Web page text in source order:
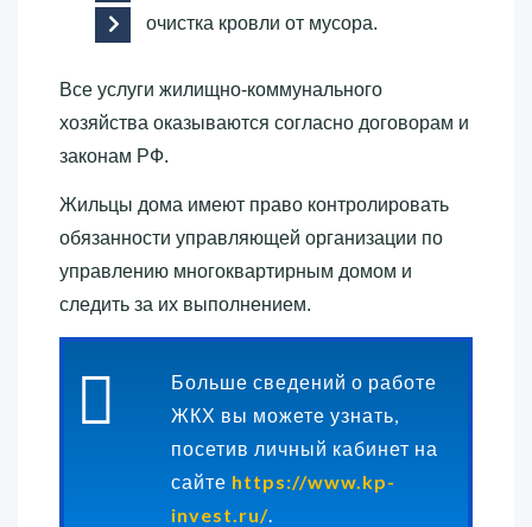
очистка кровли от мусора.
Все услуги жилищно-коммунального
хозяйства оказываются согласно договорам и
законам РФ.
Жильцы дома имеют право контролировать
обязанности управляющей организации по
управлению многоквартирным домом и
следить за их выполнением.
Больше сведений о работе
ЖКХ вы можете узнать,
посетив личный кабинет на
сайте https://www.kp-
invest.ru/